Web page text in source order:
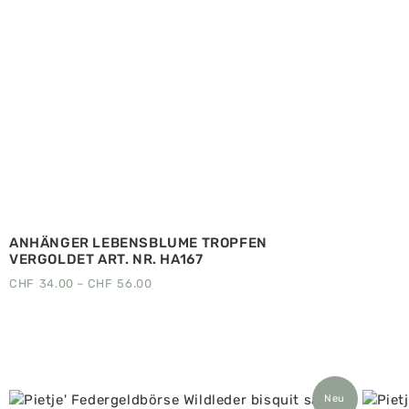
ANHÄNGER LEBENSBLUME TROPFEN
VERGOLDET ART. NR. HA167
CHF 34.00 – CHF 56.00
Neu